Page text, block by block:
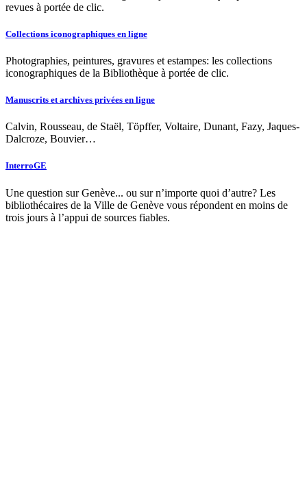
revues à portée de clic.
Collections iconographiques en ligne
Photographies, peintures, gravures et estampes: les collections
iconographiques de la Bibliothèque à portée de clic.
Manuscrits et archives privées en ligne
Calvin, Rousseau, de Staël, Töpffer, Voltaire, Dunant, Fazy, Jaques-
Dalcroze, Bouvier…
InterroGE
Une question sur Genève... ou sur n’importe quoi d’autre? Les
bibliothécaires de la Ville de Genève vous répondent en moins de
trois jours à l’appui de sources fiables.